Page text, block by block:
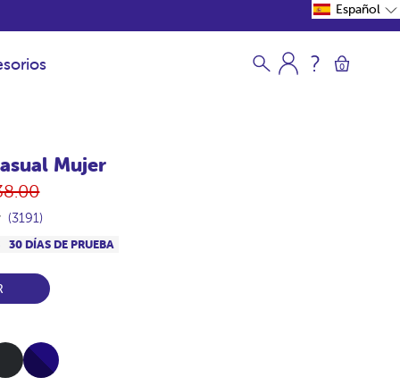
0
Mujer
(3191)
30 DÍAS DE PRUEBA
Full-
Navy
Español